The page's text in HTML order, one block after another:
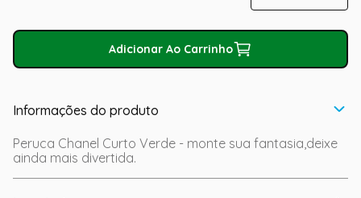
Adicionar Ao Carrinho
Informações do produto
Peruca Chanel Curto Verde - monte sua fantasia,deixe
ainda mais divertida.